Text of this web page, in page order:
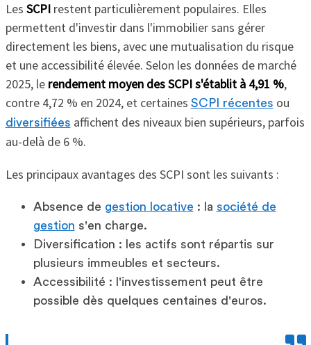
Les SCPIrestent particulièrement populaires. Elles
permettent d'investir dans l'immobilier sans gérer
directement les biens, avec une mutualisation du risque
et une accessibilité élevée. Selon les données de marché
2025, le rendement moyen des SCPI s'établit à 4,91 %,
contre 4,72 % en 2024, et certaines SCPI récentes ou
diversifiées affichent des niveaux bien supérieurs, parfois
au-delà de 6 %.
Les principaux avantages des SCPI sont les suivants :
Absence de gestion locative : la société de
gestion s'en charge.
Diversification : les actifs sont répartis sur
plusieurs immeubles et secteurs.
Accessibilité : l'investissement peut être
possible dès quelques centaines d'euros.